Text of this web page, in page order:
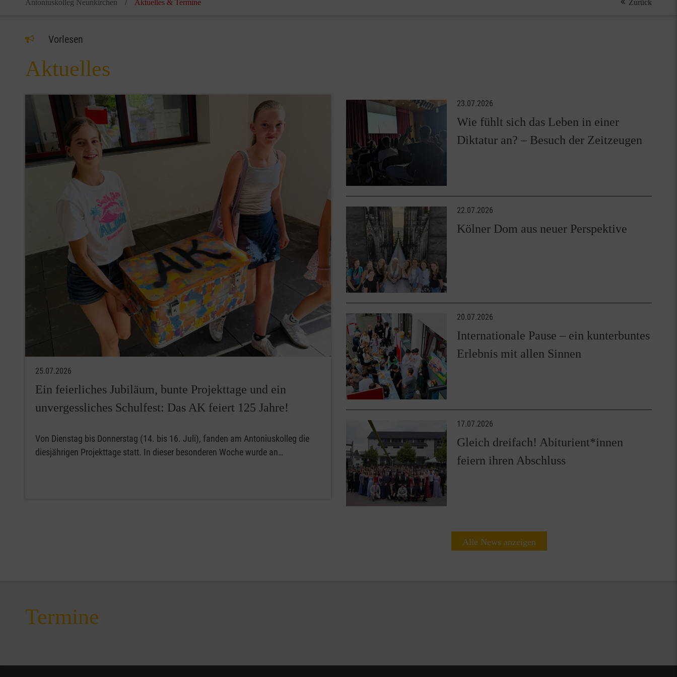
Antoniuskolleg Neunkirchen Aktuelles & Termine Zurück
Vorlesen
Aktuelles
25.07.2026
Ein feierliches Jubiläum, bunte Projekttage und ein
unvergessliches Schulfest: Das AK feiert 125 Jahre!
Von Dienstag bis Donnerstag (14. bis 16. Juli), fanden am Antoniuskolleg die
diesjährigen Projekttage statt. In dieser besonderen Woche wurde an…
23.07.2026
Wie fühlt sich das Leben in einer
Diktatur an? – Besuch der Zeitzeugen
22.07.2026
Kölner Dom aus neuer Perspektive
20.07.2026
Internationale Pause – ein kunterbuntes
Erlebnis mit allen Sinnen
17.07.2026
Gleich dreifach! Abiturient*innen
feiern ihren Abschluss
Alle News anzeigen
Termine